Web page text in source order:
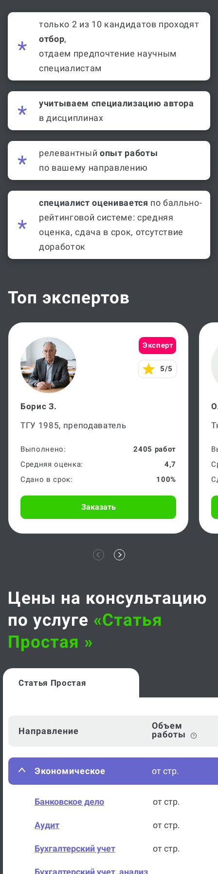
только 2 из 10 кандидатов проходят
отбор,
отдаем предпочтение научным
специалистам
учитываем специализацию автора
в дисциплинах
релевантный опыт работы
по вашему направлению
специалист оценивается по балльно-
рейтинговой системе: средняя
оценка, сдача в срок, отсутствие
доработок
Топ экспертов
Эксперт
5/5
Борис З.
ТГУ 1985, преподаватель
Выполнено:
2405 работ
Средняя оценка:
4,7
Сдано в срок:
100%
Заказать
Цены на консультацию
по услуге «статья
Простая »
Статья Простая
Направление
Объем
работы
Экономическое от стр.
Банковское дело от стр.
Аудит от стр.
Бухгалтерский учет от стр.
Бухгалтерский учет, анализ